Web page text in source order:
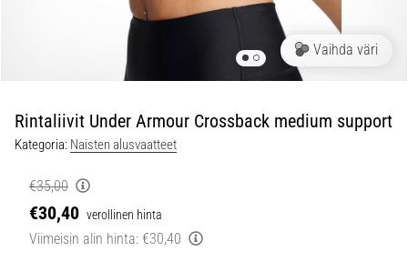
Käytännössä
sukkulajuoksu
nopeutta,
ketteryyttä
suunnanmuutoksia.
Vaihda väri
Rintaliivit Under Armour Crossback medium support
Kategoria: Naisten alusvaatteet
€35,00
€30,40 verollinen hinta
Viimeisin alin hinta: €30,40